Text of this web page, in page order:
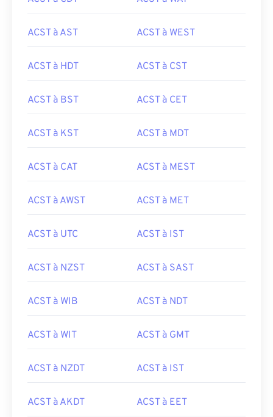
ACST à AST ACST à WEST
ACST à HDT ACST à CST
ACST à BST ACST à CET
ACST à KST ACST à MDT
ACST à CAT ACST à MEST
ACST à AWST ACST à MET
ACST à UTC ACST à IST
ACST à NZST ACST à SAST
ACST à WIB ACST à NDT
ACST à WIT ACST à GMT
ACST à NZDT ACST à IST
ACST à AKDT ACST à EET